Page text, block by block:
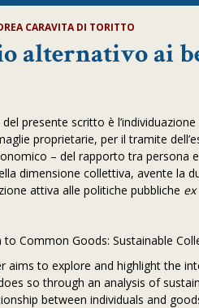
CARAVITA DI TORITTO
alternativo ai
del presente scritto è
proprietarie, per il tramite
– del rapporto tra persona
dimensione collettiva, avente la
attiva alle politiche pubbliche ex
to Common Goods: Sustainable
aims to explore and highlight the
so through an analysis of
between individuals and